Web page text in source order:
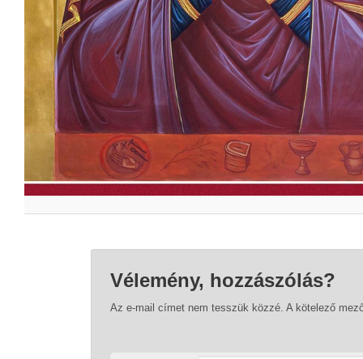
Vélemény, hozzászólás?
Az e-mail címet nem tesszük közzé. A kötelező